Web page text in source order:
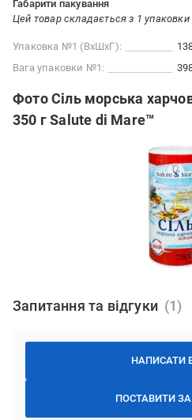
Габарити пакування
Цей товар складається з 1 упаковки
Упаковка №1 (ВхШхГ):
Вага упаковки №1:
Фото Сіль морська
350 г Salute di Mare™
Запитання та відгуки
НАПИСАТИ
ПОСТАВИТИ